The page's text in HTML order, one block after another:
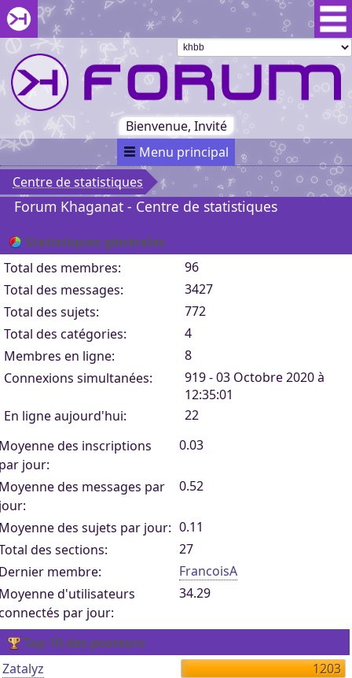
Aller au menu du forum
Aller au contenu du forum
Aller à la recherche dans le forum
Passer le
menu
Khaganat
Retour
au début
du menu
Khaganat
Bienvenue, Invité
Menu principal
Centre de statistiques
Forum Khaganat - Centre de statistiques
Statistiques générales
Total des membres:
96
Total des messages:
3427
Total des sujets:
772
Total des catégories:
4
Membres en ligne:
8
Connexions simultanées:
919 - 03 Octobre 2020 à
12:35:01
En ligne aujourd'hui:
22
des inscriptions
jour:
0.03
des messages par
0.52
des sujets par jour: 0.11
des sections:
27
membre:
FrancoisA
d'utilisateurs
par jour:
34.29
Top 10 des posteurs
Zatalyz
1203